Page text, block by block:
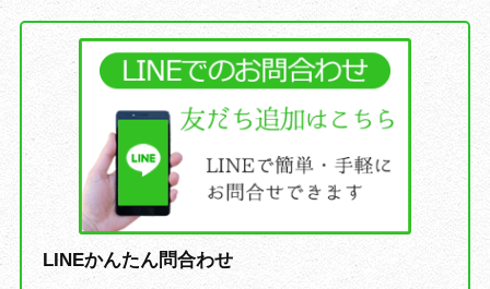
LINEかんたん問合わせ